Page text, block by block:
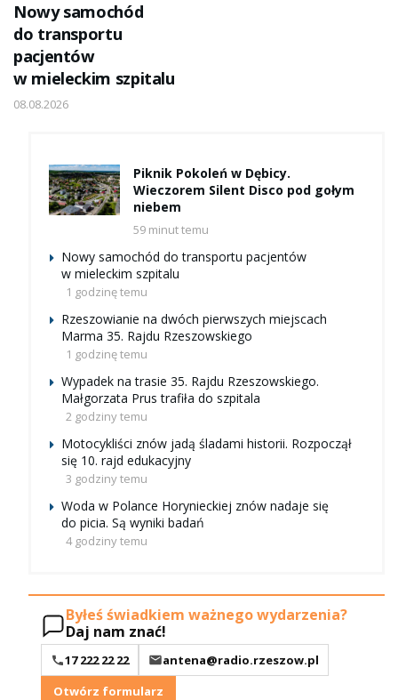
Nowy samochód
do transportu
pacjentów
w mieleckim szpitalu
08.08.2026
Piknik Pokoleń w Dębicy.
Wieczorem Silent Disco pod gołym
niebem
59 minut temu
Nowy samochód do transportu pacjentów
w mieleckim szpitalu
1 godzinę temu
Rzeszowianie na dwóch pierwszych miejscach
Marma 35. Rajdu Rzeszowskiego
1 godzinę temu
Wypadek na trasie 35. Rajdu Rzeszowskiego.
Małgorzata Prus trafiła do szpitala
2 godziny temu
Motocykliści znów jadą śladami historii. Rozpoczął
się 10. rajd edukacyjny
3 godziny temu
Woda w Polance Horynieckiej znów nadaje się
do picia. Są wyniki badań
4 godziny temu
Byłeś świadkiem ważnego wydarzenia?
Daj nam znać!
17 222 22 22
antena@radio.rzeszow.pl
Otwórz formularz